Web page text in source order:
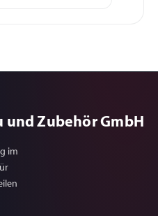
und Zubehör GmbH
im